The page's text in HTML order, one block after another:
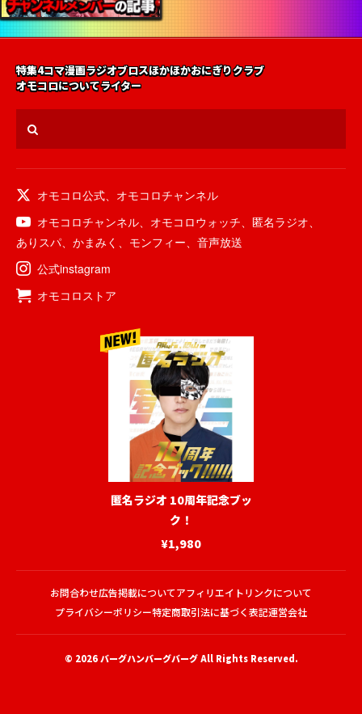
特集4コマ漫画ラジオブロスほかほかおにぎりクラブ
オモコロについてライター
オモコロ公式
オモコロチャンネル
オモコロチャンネル
オモコロウォッチ 匿名ラジオ
ありスパ
かまみく モンフィー
音声放送
公式instagram
オモコロストア
匿名ラジオ 10周年記念ブッ
ク！
¥1,980
お問合わせ広告掲載についてアフィリエイトリンクについて
プライバシーポリシー特定商取引法に基づく表記運営会社
© 2026バーグハンバーグバーグAll Rights Reserved.